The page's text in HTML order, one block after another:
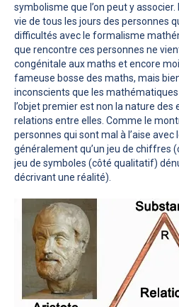
symbolisme que l’on peut y
vie de tous les jours des personnes
difficultés avec le formalisme
que rencontre ces personnes ne
congénitale aux maths et encore
fameuse bosse des maths, mais
inconscients que les
l’objet premier est non la nature des
relations entre elles. Comme le
personnes qui sont mal à l’aise avec
généralement qu’un jeu de chiffres
jeu de symboles (côté qualitatif)
décrivant une réalité).